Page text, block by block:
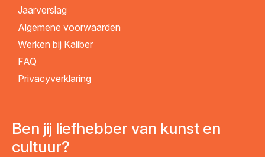
Jaarverslag
Algemene voorwaarden
Werken bij Kaliber
FAQ
Privacyverklaring
Ben jij liefhebber van kunst en
cultuur?